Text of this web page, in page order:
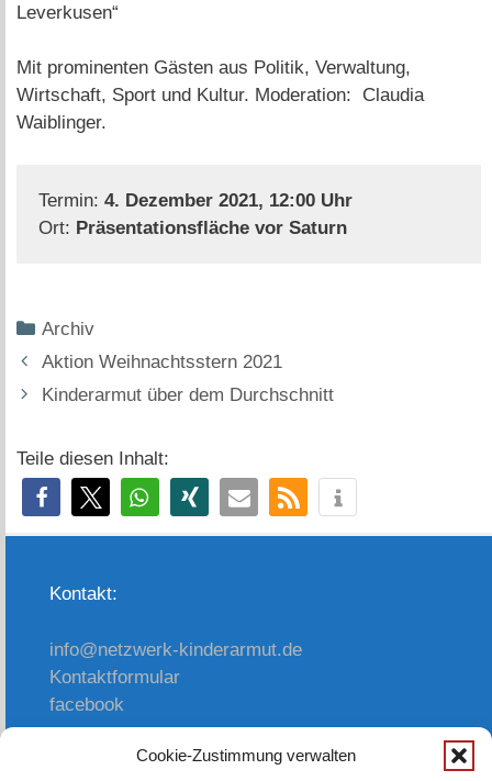
Cookie-Zustimmung verwalten
Leverkusen“
Mit prominenten Gästen aus Politik, Verwaltung,
Wirtschaft, Sport und Kultur. Moderation: Claudia
Waiblinger.
Termin: 4. Dezember 2021, 12:00 Uhr
Ort: Präsentationsfläche vor Saturn
Kategorien
Archiv
Aktion Weihnachtsstern 2021
Kinderarmut über dem Durchschnitt
Teile diesen Inhalt:
Kontakt:
info@netzwerk-kinderarmut.de
Kontaktformular
facebook